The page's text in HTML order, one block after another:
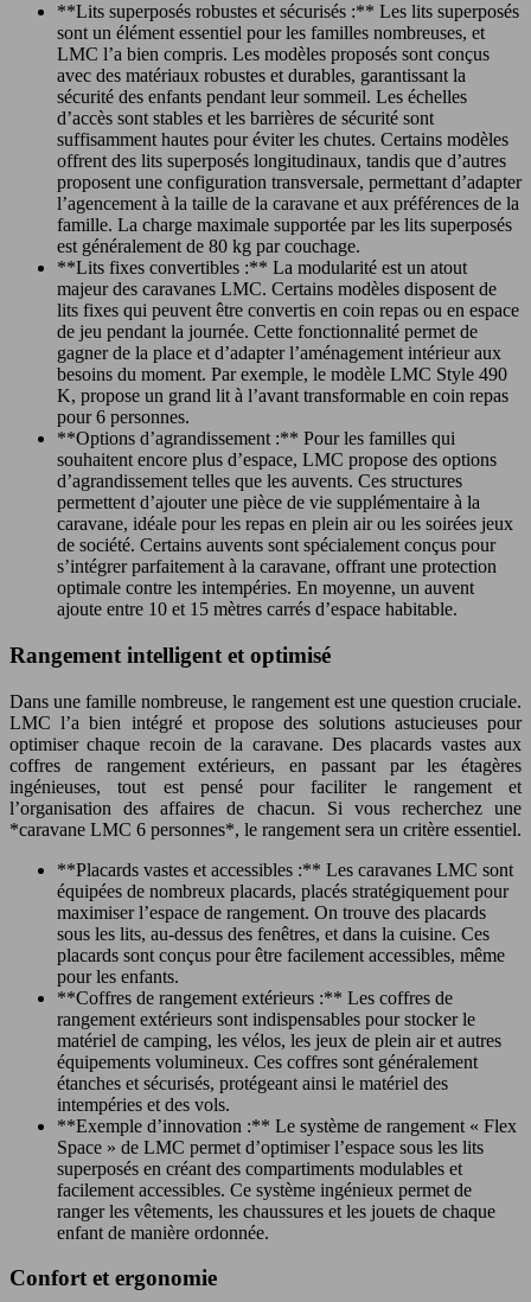
**Lits superposés robustes et sécurisés :** Les lits superposés
sont un élément essentiel pour les familles nombreuses, et
LMC l’a bien compris. Les modèles proposés sont conçus
avec des matériaux robustes et durables, garantissant la
sécurité des enfants pendant leur sommeil. Les échelles
d’accès sont stables et les barrières de sécurité sont
suffisamment hautes pour éviter les chutes. Certains modèles
offrent des lits superposés longitudinaux, tandis que d’autres
proposent une configuration transversale, permettant d’adapter
l’agencement à la taille de la caravane et aux préférences de la
famille. La charge maximale supportée par les lits superposés
est généralement de 80 kg par couchage.
**Lits fixes convertibles :** La modularité est un atout
majeur des caravanes LMC. Certains modèles disposent de
lits fixes qui peuvent être convertis en coin repas ou en espace
de jeu pendant la journée. Cette fonctionnalité permet de
gagner de la place et d’adapter l’aménagement intérieur aux
besoins du moment. Par exemple, le modèle LMC Style 490
K, propose un grand lit à l’avant transformable en coin repas
pour 6 personnes.
**Options d’agrandissement :** Pour les familles qui
souhaitent encore plus d’espace, LMC propose des options
d’agrandissement telles que les auvents. Ces structures
permettent d’ajouter une pièce de vie supplémentaire à la
caravane, idéale pour les repas en plein air ou les soirées jeux
de société. Certains auvents sont spécialement conçus pour
s’intégrer parfaitement à la caravane, offrant une protection
optimale contre les intempéries. En moyenne, un auvent
ajoute entre 10 et 15 mètres carrés d’espace habitable.
Rangement intelligent et optimisé
Dans une famille nombreuse, le rangement est une question cruciale.
LMC l’a bien intégré et propose des solutions astucieuses pour
optimiser chaque recoin de la caravane. Des placards vastes aux
coffres de rangement extérieurs, en passant par les étagères
ingénieuses, tout est pensé pour faciliter le rangement et
l’organisation des affaires de chacun. Si vous recherchez une
*caravane LMC 6 personnes*, le rangement sera un critère essentiel.
**Placards vastes et accessibles :** Les caravanes LMC sont
équipées de nombreux placards, placés stratégiquement pour
maximiser l’espace de rangement. On trouve des placards
sous les lits, au-dessus des fenêtres, et dans la cuisine. Ces
placards sont conçus pour être facilement accessibles, même
pour les enfants.
**Coffres de rangement extérieurs :** Les coffres de
rangement extérieurs sont indispensables pour stocker le
matériel de camping, les vélos, les jeux de plein air et autres
équipements volumineux. Ces coffres sont généralement
étanches et sécurisés, protégeant ainsi le matériel des
intempéries et des vols.
**Exemple d’innovation :** Le système de rangement « Flex
Space » de LMC permet d’optimiser l’espace sous les lits
superposés en créant des compartiments modulables et
facilement accessibles. Ce système ingénieux permet de
ranger les vêtements, les chaussures et les jouets de chaque
enfant de manière ordonnée.
Confort et ergonomie